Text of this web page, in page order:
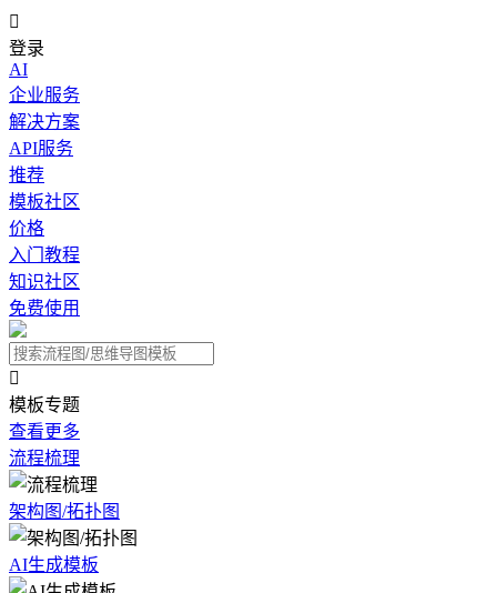

登录
AI
企业服务
解决方案
API服务
推荐
模板社区
价格
入门教程
知识社区
免费使用

模板专题
查看更多
流程梳理
架构图/拓扑图
AI生成模板